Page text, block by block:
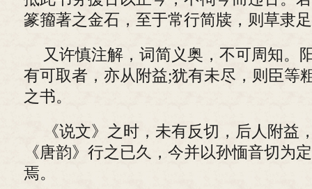
篆籀著之金石，至于常行简牍，则草隶
又许慎注解，词简义奥，不可周知。
有可取者，亦从附益;犹有未尽，则臣等
之书。
《说文》之时，未有反切，后人附益
《唐韵》行之已久，今并以孙愐音切为
焉。